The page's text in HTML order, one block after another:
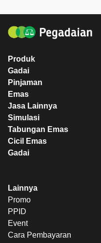
Produk
Gadai
Pinjaman
Emas
Jasa Lainnya
Simulasi
Tabungan Emas
Cicil Emas
Gadai
Lainnya
Promo
PPID
Event
Cara Pembayaran